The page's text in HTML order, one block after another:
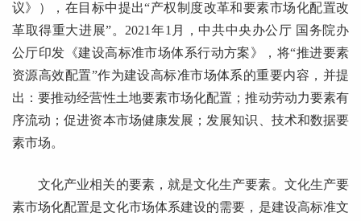
议》），在目标中提出“产权制度改革和要素市场化配置改
革取得重大进展”。2021年1月，中共中央办公厅 国务院办
公厅印发《建设高标准市场体系行动方案》，将“推进要素
资源高效配置”作为建设高标准市场体系的重要内容，并提
出：要推动经营性土地要素市场化配置；推动劳动力要素有
序流动；促进资本市场健康发展；发展知识、技术和数据要
素市场。
文化产业相关的要素，就是文化生产要素。文化生产要
素市场化配置是文化市场体系建设的需要，是建设高标准文